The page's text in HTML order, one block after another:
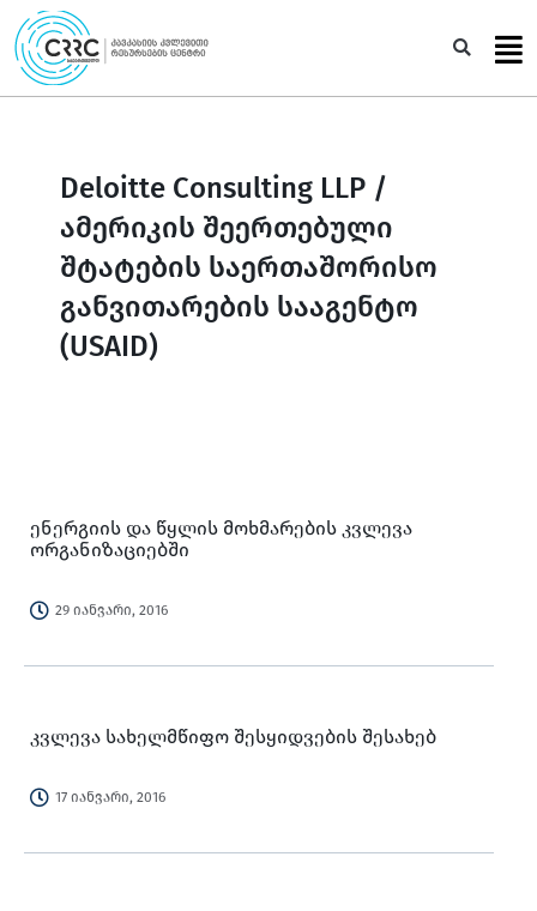
Skip
to
content
Deloitte Consulting LLP /
ამერიკის შეერთებული
შტატების საერთაშორისო
განვითარების სააგენტო
(USAID)
ენერგიის და წყლის მოხმარების კვლევა
ორგანიზაციებში
29 იანვარი, 2016
კვლევა სახელმწიფო შესყიდვების შესახებ
17 იანვარი, 2016